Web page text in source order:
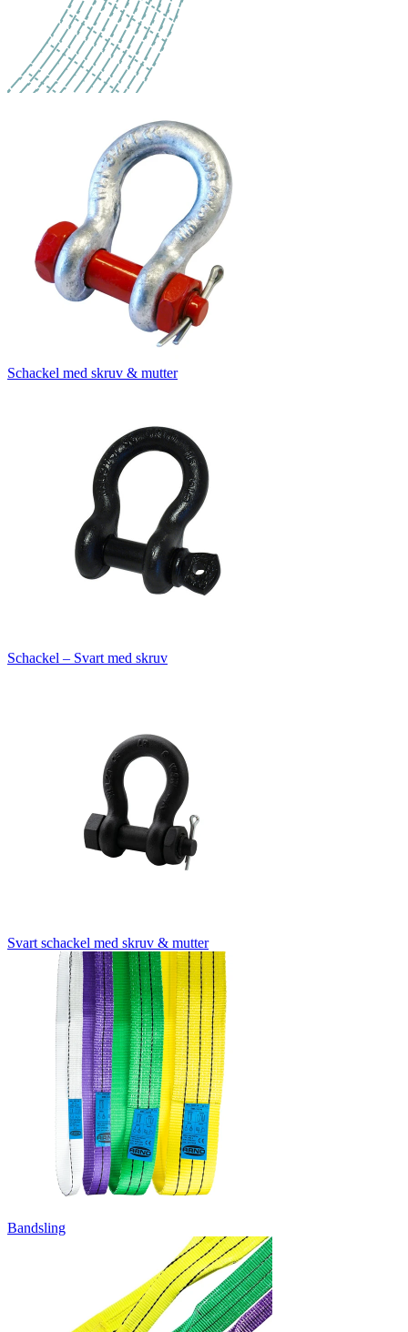
Schackel med skruv & mutter
Schackel – Svart med skruv
Svart schackel med skruv & mutter
Bandsling